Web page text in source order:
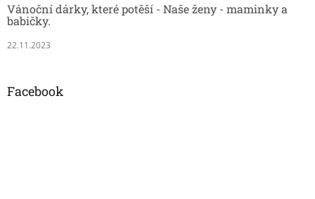
Vánoční dárky, které potěší - Naše ženy - maminky a
babičky.
22.11.2023
Facebook